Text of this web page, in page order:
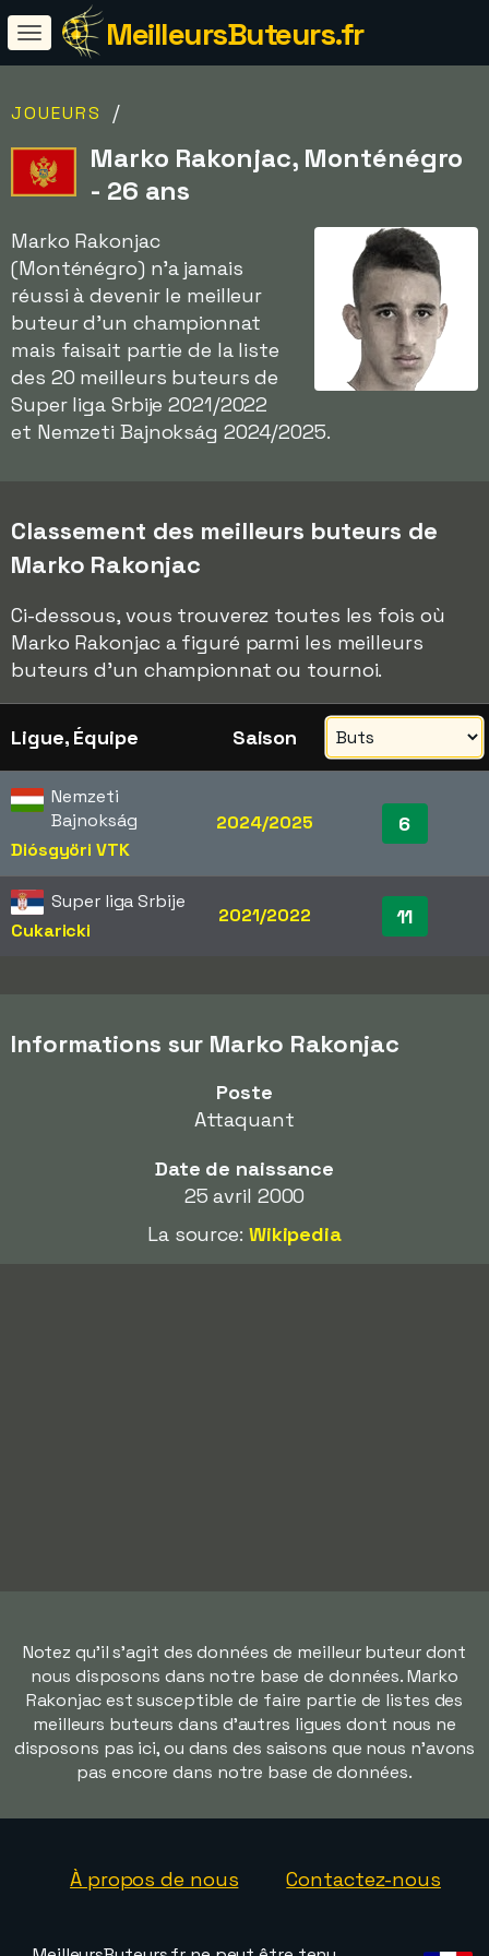
MeilleursButeurs.fr
JOUEURS /
Marko Rakonjac, Monténégro
- 26 ans
Marko Rakonjac
(Monténégro) n'a jamais
réussi à devenir le meilleur
buteur d'un championnat
mais faisait partie de la liste
des 20 meilleurs buteurs de
Super liga Srbije 2021/2022
et Nemzeti Bajnokság 2024/2025.
Classement des meilleurs buteurs de
Marko Rakonjac
Ci-dessous, vous trouverez toutes les fois où
Marko Rakonjac a figuré parmi les meilleurs
buteurs d'un championnat ou tournoi.
Ligue, Équipe Saison
Nemzeti
Bajnokság
Diósgyöri VTK
2024/2025 6
Super liga Srbije
Cukaricki
2021/2022 11
Informations sur Marko Rakonjac
Poste
Attaquant
Date de naissance
25 avril 2000
La source: Wikipedia
Notez qu'il s'agit des données de meilleur buteur dont
nous disposons dans notre base de données. Marko
Rakonjac est susceptible de faire partie de listes des
meilleurs buteurs dans d'autres ligues dont nous ne
disposons pas ici, ou dans des saisons que nous n'avons
pas encore dans notre base de données.
À propos de nous Contactez-nous